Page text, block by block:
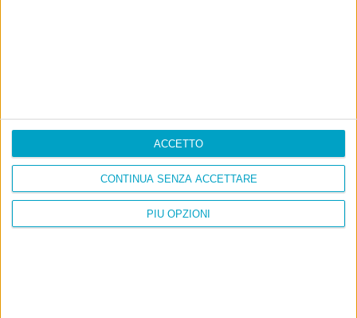
PIÙ OPZIONI
CONTINUA SENZA ACCETTARE
ACCETTO